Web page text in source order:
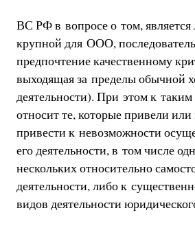
ВС РФ в вопросе о том, является
крупной для ООО,
предпочтение качественному
выходящая за пределы обычной
деятельности). При этом к таким
относит те, которые привели
привести к невозможности
его деятельности, в том числе
нескольких относительно
деятельности, либо к
видов деятельности